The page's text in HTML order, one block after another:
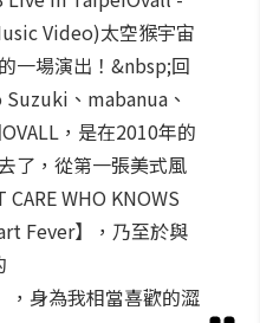
Video)太空猴宇宙
一場演出！&nbsp;回
、mabanua、
，是在2010年的
了，從第一張美式風
WHO KNOWS
Fever】，乃至於與
，身為我相當喜歡的澀